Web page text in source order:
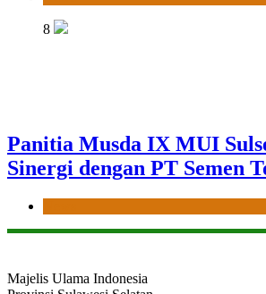
8
Panitia Musda IX MUI
Sinergi dengan PT Semen
Majelis Ulama Indonesia